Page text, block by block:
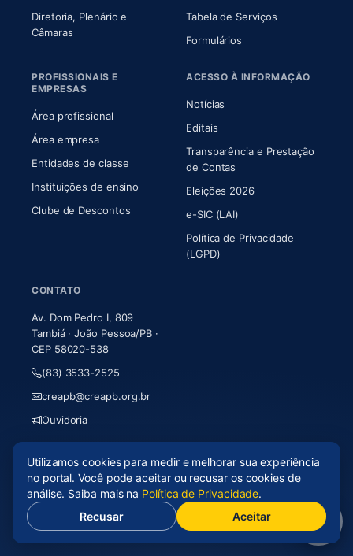
Diretoria, Plenário e
Câmaras(abre em nova aba)
Tabela de Serviços
Formulários
PROFISSIONAIS E
EMPRESAS
Área profissional
Área empresa
Entidades de classe
Instituições de ensino
Clube de Descontos
ACESSO À INFORMAÇÃO
Notícias
Editais
Transparência e Prestação
de Contas
Eleições 2026
e-SIC (LAI)
Política de Privacidade
(LGPD)
CONTATO
Av. Dom Pedro I, 809
Tambiá · João Pessoa/PB ·
CEP 58020-538
(83) 3533-2525
creapb@creapb.org.br
Ouvidoria
© 2026 CREA-PB · Todos os direitos reservados
Acessibilidade
Mapa do site· LGPD
Desenvolvido porAxium Analytics(abre em nova aba)
Utilizamos cookies para medir e melhorar sua experiência
no portal. Você pode aceitar ou recusar os cookies de
análise. Saiba mais na Política de Privacidade.
Recusar
Aceitar